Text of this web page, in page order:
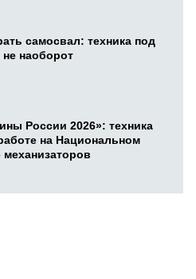
самосвал: техника под
не наоборот
России 2026»: техника
на Национальном
механизаторов